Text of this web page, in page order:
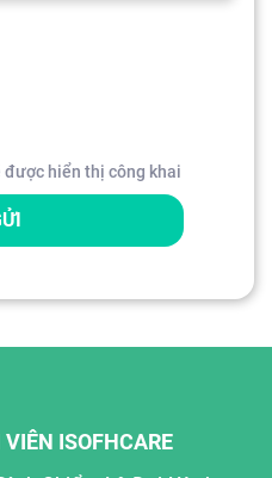
được hiển thị công khai
ISOFHCARE